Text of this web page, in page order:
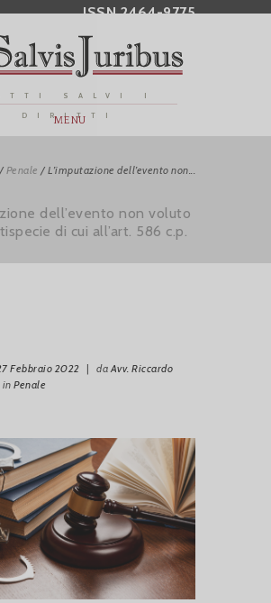
ISSN 2464-9775
SALVI I
DIRITTI
MENU
/ Penale / L’imputazione dell’evento non...
dell’evento non voluto
di cui all’art. 586 c.p.
Febbraio 2022 | daAvv. Riccardo
in Penale